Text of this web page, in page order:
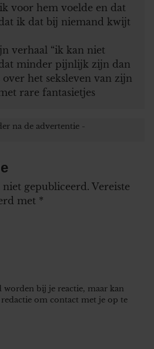
voor hem voelde en dat
ik dat bij niemand kwijt
verhaal “ik kan niet
minder pijnlijk zijn dan
het seksleven van zijn
rare fantasietjes
gepubliceerd. Vereiste
met *
worden bij je reactie, maar kan
om contact met je op te